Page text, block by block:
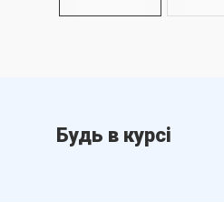
Будь в курсі